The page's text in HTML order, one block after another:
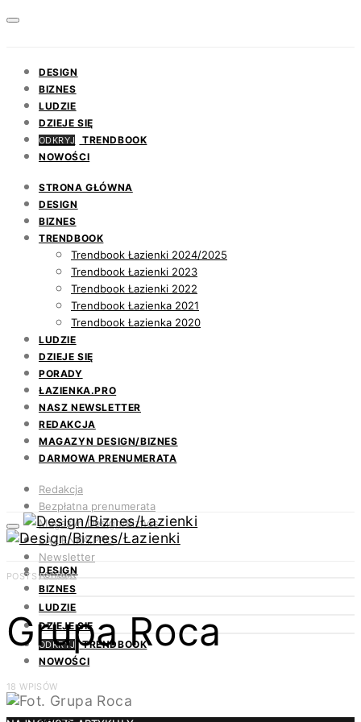
DESIGN
BIZNES
LUDZIE
DZIEJE SIĘ
ODKRYJ
TRENDBOOK
NOWOŚCI
STRONA GŁÓWNA
DESIGN
BIZNES
TRENDBOOK
Trendbook Łazienki 2024/2025
Trendbook Łazienki 2023
Trendbook Łazienki 2022
Trendbook Łazienka 2021
Trendbook Łazienka 2020
LUDZIE
DZIEJE SIĘ
PORADY
ŁAZIENKA.PRO
NASZ NEWSLETTER
REDAKCJA
MAGAZYN DESIGN/BIZNES
DARMOWA PRENUMERATA
Redakcja
Bezpłatna prenumerata
Magazyn Design/Biznes
ŁAZIENKA.PRO
Newsletter
Kontakt
DESIGN
BIZNES
LUDZIE
DZIEJE SIĘ
ODKRYJ TRENDBOOK
NOWOŚCI
POSTS BY TAG
Grupa Roca
18 WPISÓW